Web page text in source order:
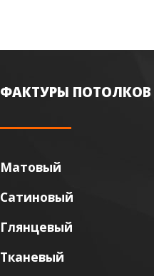
ФАКТУРЫ ПОТОЛКОВ
Матовый
Сатиновый
Глянцевый
Тканевый